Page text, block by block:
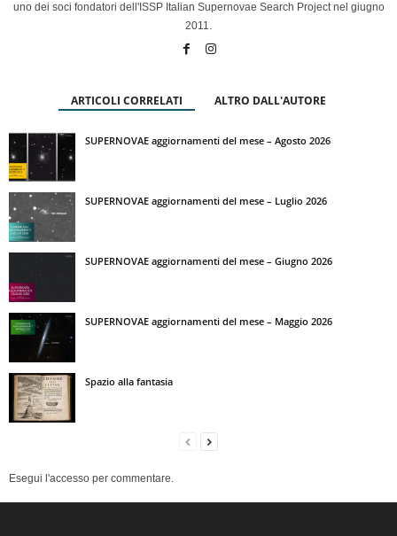
uno dei soci fondatori dell'ISSP Italian Supernovae Search Project nel giugno
2011.
ARTICOLI CORRELATI ALTRO DALL'AUTORE
SUPERNOVAE aggiornamenti del mese – Agosto 2026
SUPERNOVAE aggiornamenti del mese – Luglio 2026
SUPERNOVAE aggiornamenti del mese – Giugno 2026
SUPERNOVAE aggiornamenti del mese – Maggio 2026
Spazio alla fantasia
Esegui l'accesso per commentare.